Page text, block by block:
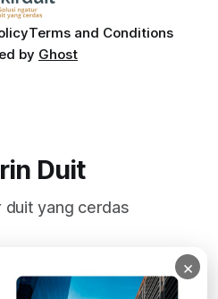
Terms and Conditions
by Ghost
Duit
duit yang cerdas
Subscribe
×